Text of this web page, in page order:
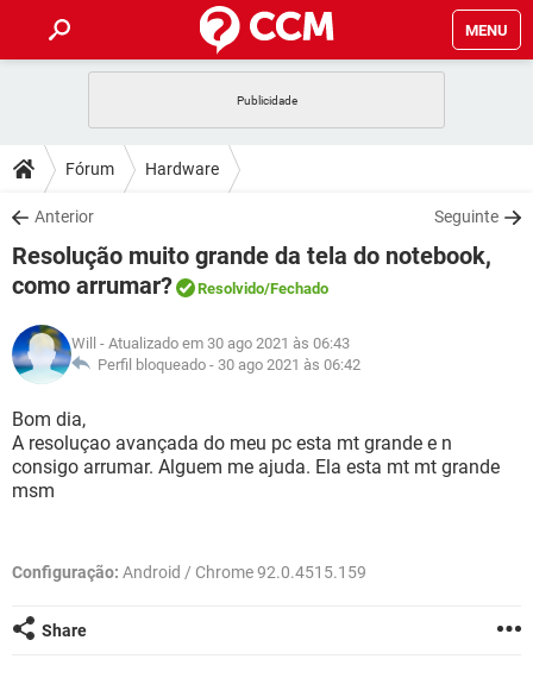
MENU
CELULAR
OUTLOOK
INSTAGRAM GMAIL
GUIA DE COMPRAS
DICAS
JOGOS
OUTLOOK
GUIA DE COMPRAS
DOWNLOADS
JOGOS WHATSAPP
CELULAR FACEBOOK
OUTLOOK EXCEL
INSTAGRAM
GUIA DE COMPRAS
CELULAR FACEBOOK
INSTAGRAM GMAIL
GUIA DE COMPRAS
GLOSSÁRIO
JOGOS
CELULAR
OUTLOOK EXCEL
INSTAGRAM
Fórum Hardware
Anterior Seguinte
Resolução muito grande da tela do notebook,
como arrumar?
Resolvido/Fechado
Will
- Atualizado em 30 ago 2021 às 06:43
Perfil bloqueado - 30 ago 2021 às 06:42
Bom dia,
A resoluçao avançada do meu pc esta mt grande e n
consigo arrumar. Alguem me ajuda. Ela esta mt mt grande
msm
Configuração: Android / Chrome 92.0.4515.159
Share